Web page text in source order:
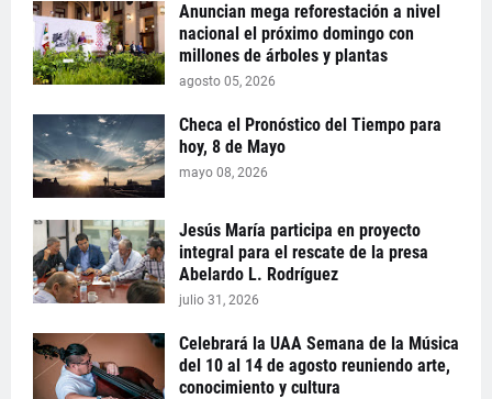
Anuncian mega reforestación a nivel
nacional el próximo domingo con
millones de árboles y plantas
agosto 05, 2026
Checa el Pronóstico del Tiempo para
hoy, 8 de Mayo
mayo 08, 2026
Jesús María participa en proyecto
integral para el rescate de la presa
Abelardo L. Rodríguez
julio 31, 2026
Celebrará la UAA Semana de la Música
del 10 al 14 de agosto reuniendo arte,
conocimiento y cultura